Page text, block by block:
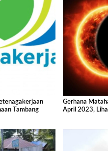
Tambang
Gerhana
April 2023,